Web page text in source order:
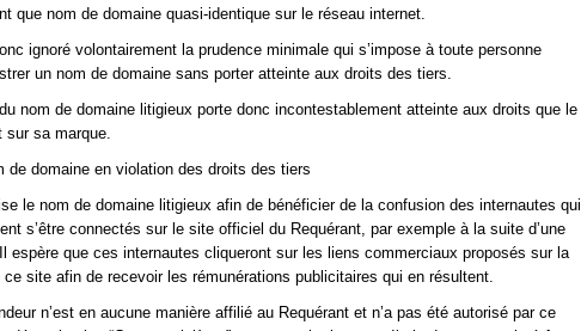
que nom de domaine quasi-identique sur le réseau internet.
ignoré volontairement la prudence minimale qui s’impose à toute personne
un nom de domaine sans porter atteinte aux droits des tiers.
du nom de domaine litigieux porte donc incontestablement atteinte aux droits que le
sur sa marque.
de domaine en violation des droits des tiers
le nom de domaine litigieux afin de bénéficier de la confusion des internautes qui
s’être connectés sur le site officiel du Requérant, par exemple à la suite d’une
espère que ces internautes cliqueront sur les liens commerciaux proposés sur la
ce site afin de recevoir les rémunérations publicitaires qui en résultent.
n’est en aucune manière affilié au Requérant et n’a pas été autorisé par ce